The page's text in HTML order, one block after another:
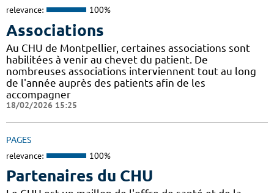
relevance: 100%
Associations
Au CHU de Montpellier, certaines associations sont
habilitées à venir au chevet du patient. De
nombreuses associations interviennent tout au long
de l'année auprès des patients afin de les
accompagner
18/02/2026 15:25
PAGES
relevance: 100%
Partenaires du CHU